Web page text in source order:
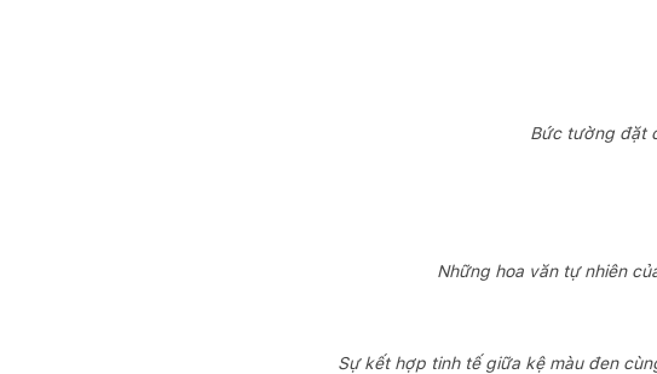
Bức tường đặt
Những hoa văn tự nhiên
Sự kết hợp tinh tế giữa kệ màu đen